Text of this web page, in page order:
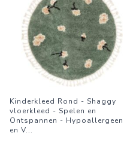
Kinderkleed Rond - Shaggy
vloerkleed - Spelen en
Ontspannen - Hypoallergeen
en V...